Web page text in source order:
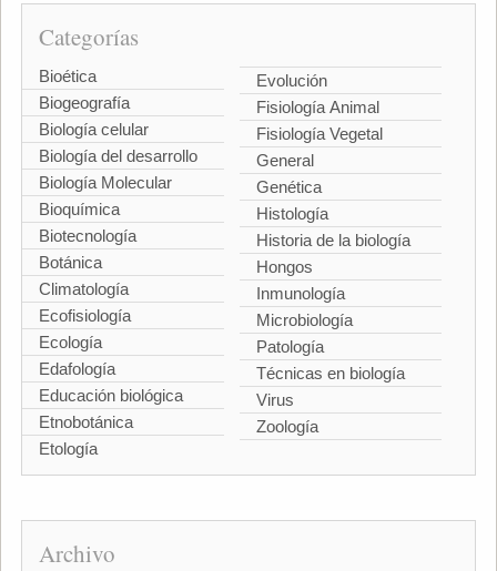
Categorías
Bioética
Biogeografía
Biología celular
Biología del desarrollo
Biología Molecular
Bioquímica
Biotecnología
Botánica
Climatología
Ecofisiología
Ecología
Edafología
Educación biológica
Etnobotánica
Etología
Evolución
Fisiología Animal
Fisiología Vegetal
General
Genética
Histología
Historia de la biología
Hongos
Inmunología
Microbiología
Patología
Técnicas en biología
Virus
Zoología
Archivo